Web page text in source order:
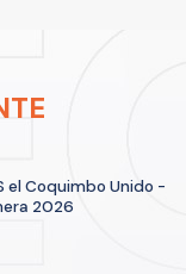
el Coquimbo Unido -
2026